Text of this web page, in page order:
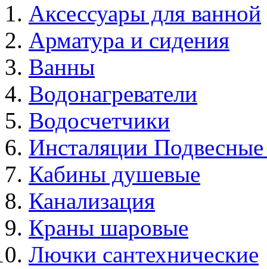
Аксессуары для ванной
Арматура и сидения
Ванны
Водонагреватели
Водосчетчики
Инсталяции
Кабины душевые
Канализация
Краны шаровые
Лючки сантехнические